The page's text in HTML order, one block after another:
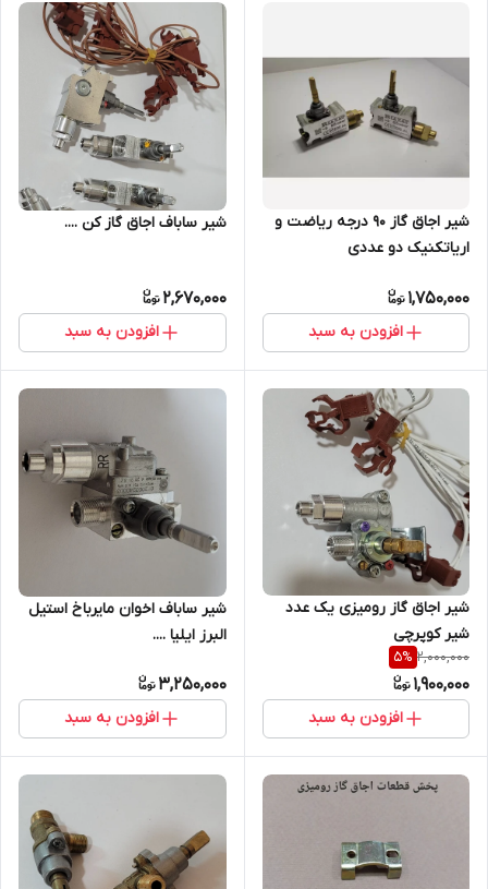
شیر اجاق گاز 90 درجه ریاضت و
اریاتکنیک دو عددی
1,750,000
افزودن به سبد
شیر ساباف اجاق گاز کن ....
2,670,000
افزودن به سبد
شیر اجاق گاز رومیزی یک عدد
شیر کوپرچی
2,000,000
5%
1,900,000
افزودن به سبد
شیر ساباف اخوان مایرباخ استیل
البرز ایلیا ....
3,250,000
افزودن به سبد